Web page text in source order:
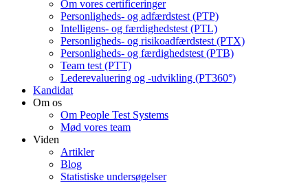
Om vores certificeringer
Personligheds- og adfærdstest (PTP)
Intelligens- og færdighedstest (PTL)
Personligheds- og risikoadfærdstest (PTX)
Personligheds- og færdighedstest (PTB)
Team test (PTT)
Lederevaluering og -udvikling (PT360°)
Kandidat
Om os
Om People Test Systems
Mød vores team
Viden
Artikler
Blog
Statistiske undersøgelser